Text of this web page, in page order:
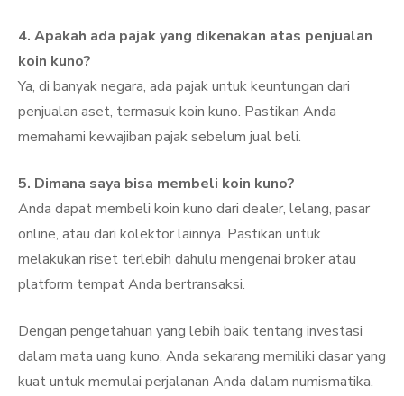
4. Apakah ada pajak yang dikenakan atas penjualan
koin kuno?
Ya, di banyak negara, ada pajak untuk keuntungan dari
penjualan aset, termasuk koin kuno. Pastikan Anda
memahami kewajiban pajak sebelum jual beli.
5. Dimana saya bisa membeli koin kuno?
Anda dapat membeli koin kuno dari dealer, lelang, pasar
online, atau dari kolektor lainnya. Pastikan untuk
melakukan riset terlebih dahulu mengenai broker atau
platform tempat Anda bertransaksi.
Dengan pengetahuan yang lebih baik tentang investasi
dalam mata uang kuno, Anda sekarang memiliki dasar yang
kuat untuk memulai perjalanan Anda dalam numismatika.